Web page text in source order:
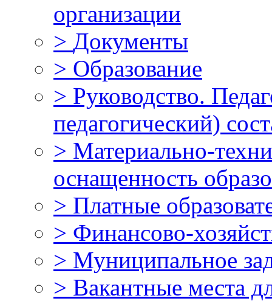
организации
> Документы
> Образование
> Руководство.
педагогический)
> Материально-
оснащенность
> Платные
> Финансово-
> Муниципальное
> Вакантные места